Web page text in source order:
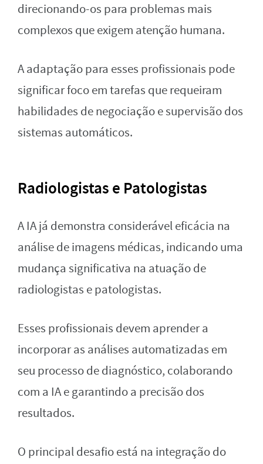
direcionando-os para problemas mais
complexos que exigem atenção humana.
A adaptação para esses profissionais pode
significar foco em tarefas que requeiram
habilidades de negociação e supervisão dos
sistemas automáticos.
Radiologistas e Patologistas
A IA já demonstra considerável eficácia na
análise de imagens médicas, indicando uma
mudança significativa na atuação de
radiologistas e patologistas.
Esses profissionais devem aprender a
incorporar as análises automatizadas em
seu processo de diagnóstico, colaborando
com a IA e garantindo a precisão dos
resultados.
O principal desafio está na integração do